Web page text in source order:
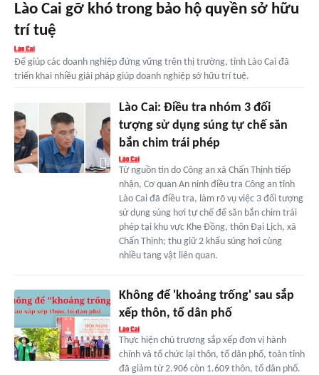
Lào Cai gỡ khó trong bảo hộ quyền sở hữu
trí tuệ
Để giúp các doanh nghiệp đứng vững trên thị trường, tỉnh Lào Cai đã
triển khai nhiều giải pháp giúp doanh nghiệp sở hữu trí tuệ.
Lào Cai: Điều tra nhóm 3 đối
tượng sử dụng súng tự chế săn
bắn chim trái phép
Từ nguồn tin do Công an xã Chấn Thịnh tiếp
nhận, Cơ quan An ninh điều tra Công an tỉnh
Lào Cai đã điều tra, làm rõ vụ việc 3 đối tượng
sử dụng súng hơi tự chế để săn bắn chim trái
phép tại khu vực Khe Đồng, thôn Đại Lịch, xã
Chấn Thịnh; thu giữ 2 khẩu súng hơi cùng
nhiều tang vật liên quan.
Không để 'khoảng trống' sau sắp
xếp thôn, tổ dân phố
Thực hiện chủ trương sắp xếp đơn vị hành
chính và tổ chức lại thôn, tổ dân phố, toàn tỉnh
đã giảm từ 2.906 còn 1.609 thôn, tổ dân phố.